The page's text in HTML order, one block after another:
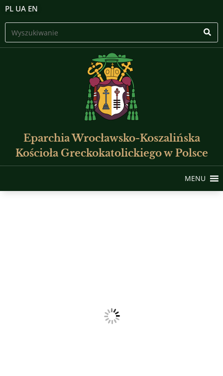
PL UA EN
Eparchia Wrocławsko-Koszalińska
Kościoła Greckokatolickiego w Polsce
MENU